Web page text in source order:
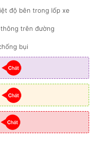
độ bên trong lốp xe
trên đường
bụi
cho bạn
lốp ổn định
công nhanh gọn